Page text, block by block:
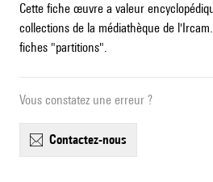
Cette fiche œuvre a valeur
collections de la médiathèque de
fiches "partitions".
Vous constatez une erreur ?
contactez-nous